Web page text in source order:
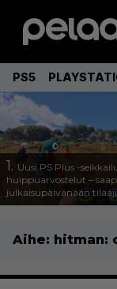
PS5
1. Uusi PS Plus -
huippuarvostelut –
julkaisupäivänään
Aihe: hitman: